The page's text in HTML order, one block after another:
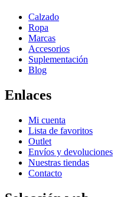
Calzado
Ropa
Marcas
Accesorios
Suplementación
Blog
Enlaces
Mi cuenta
Lista de favoritos
Outlet
Envíos y devoluciones
Nuestras tiendas
Contacto